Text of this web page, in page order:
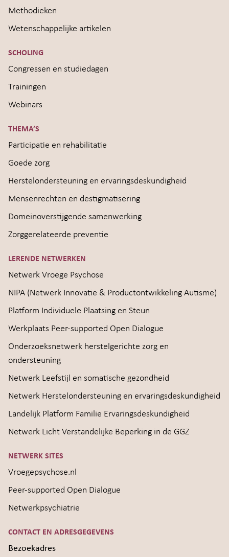
Methodieken
Wetenschappelijke artikelen
SCHOLING
Congressen en studiedagen
Trainingen
Webinars
THEMA’S
Participatie en rehabilitatie
Goede zorg
Herstelondersteuning en ervaringsdeskundigheid
Mensenrechten en destigmatisering
Domeinoverstijgende samenwerking
Zorggerelateerde preventie
LERENDE NETWERKEN
Netwerk Vroege Psychose
NIPA (Netwerk Innovatie & Productontwikkeling Autisme)
Platform Individuele Plaatsing en Steun
Werkplaats Peer-supported Open Dialogue
Onderzoeksnetwerk herstelgerichte zorg en
ondersteuning
Netwerk Leefstijl en somatische gezondheid
Netwerk Herstelondersteuning en ervaringsdeskundigheid
Landelijk Platform Familie Ervaringsdeskundigheid
Netwerk Licht Verstandelijke Beperking in de GGZ
NETWERK SITES
Vroegepsychose.nl
Peer-supported Open Dialogue
Netwerkpsychiatrie
CONTACT EN ADRESGEGEVENS
Bezoekadres